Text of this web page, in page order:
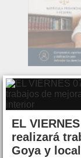
EL
realizará
Goya y